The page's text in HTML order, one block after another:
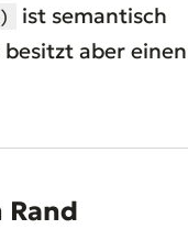
ist semantisch
aber einen